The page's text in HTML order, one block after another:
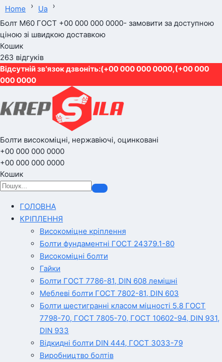
Home › Ua ›
Болт М60 ГОСТ +00 000 000 0000- замовити за доступною
ціною зі швидкою доставкою
Кошик
263 відгуків
Відсутній зв'язок дзвоніть:(+00 000 000 0000,(+00 000
000 0000
Болти високоміцні, нержавіючі, оцинковані
+00 000 000 0000
+00 000 000 0000
Кошик
ГОЛОВНА
КРІПЛЕННЯ
Високоміцне кріплення
Болти фундаментні ГОСТ 24379.1-80
Високоміцні болти
Гайки
Болти ГОСТ 7786-81, DIN 608 лемішні
Меблеві болти ГОСТ 7802-81, DIN 603
Болти шестигранні класом міцності 5.8 ГОСТ
7798-70, ГОСТ 7805-70, ГОСТ 10602-94, DIN 931,
DIN 933
Відкидні болти DIN 444, ГОСТ 3033-79
Виробництво болтів